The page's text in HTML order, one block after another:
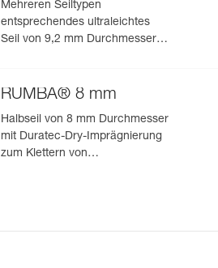
Mehreren Seiltypen
entsprechendes ultraleichtes
Seil von 9,2 mm Durchmesser
RUMBA® 8 mm
Halbseil von 8 mm Durchmesser
mit Duratec-Dry-Imprägnierung
zum Klettern von